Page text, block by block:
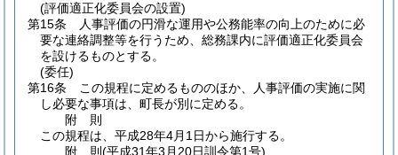
(評価適正化委員会の設置)
第15条
人事評価の円滑な運用や公務能率の向上のために必
要な連絡調整等を行うため、総務課内に評価適正化委員会
を設けるものとする。
(委任)
第16条
この規程に定めるもののほか、人事評価の実施に関
し必要な事項は、町長が別に定める。
附 則
この規程は、平成28年4月1日から施行する。
附 則(平成31年3月20日訓令第1号)